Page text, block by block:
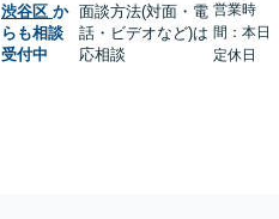
渋谷区 か
らも相談
受付中
面談方法(対面・電
話・ビデオなど)は
応相談
営業時
間：本日
定休日